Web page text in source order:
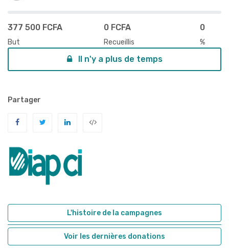
377 500 FCFA
But
0 FCFA
Recueillis
0
%
Il n'y a plus de temps
Partager
L'histoire de la campagnes
Voir les dernières donations